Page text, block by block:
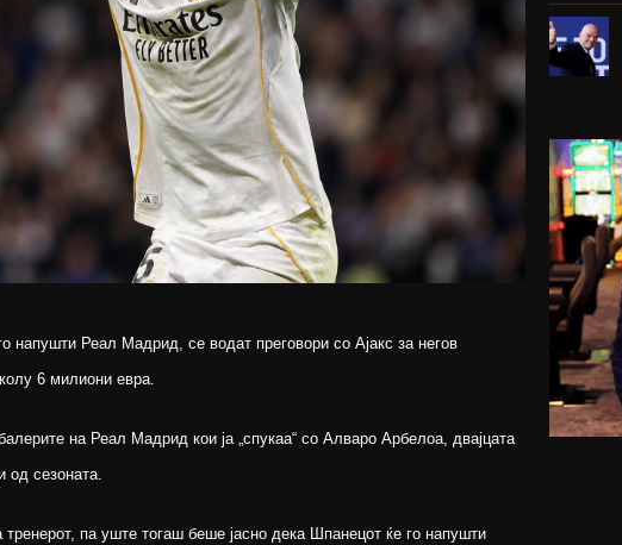
напушти Реал Мадрид, се водат преговори со Ајакс за негов
6 милиони евра.
на Реал Мадрид кои ја „спукаа“ со Алваро Арбелоа, двајцата
од сезоната.
тренерот, па уште тогаш беше јасно дека Шпанецот ќе го напушти